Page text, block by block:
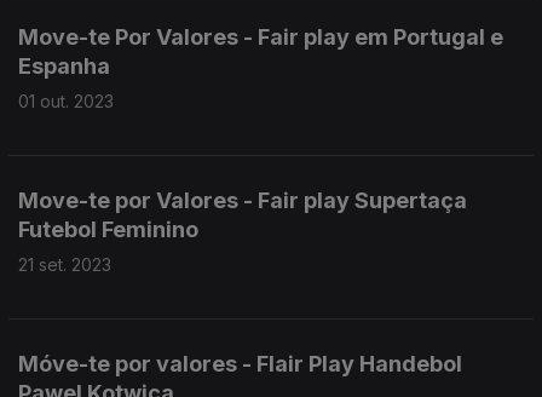
Move-te Por Valores - Fair play em Portugal e
Espanha
01 out. 2023
Move-te por Valores - Fair play Supertaça
Futebol Feminino
21 set. 2023
Móve-te por valores - Flair Play Handebol